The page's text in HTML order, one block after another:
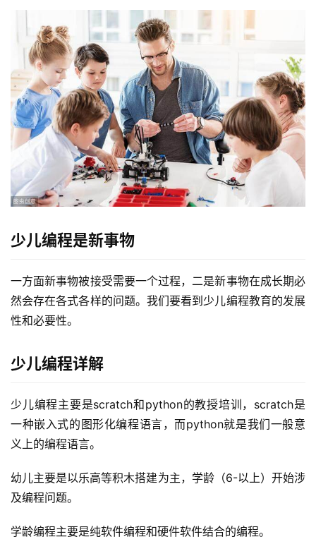
源
问
答
工
具
注册
少儿编程是新事物
一方面新事物被接受需要一个过程，二是新事物在成长期必
然会存在各式各样的问题。我们要看到少儿编程教育的发展
性和必要性。
少儿编程详解
少儿编程主要是scratch和python的教授培训，scratch是
一种嵌入式的图形化编程语言，而python就是我们一般意
义上的编程语言。
幼儿主要是以乐高等积木搭建为主，学龄（6-以上）开始涉
及编程问题。
学龄编程主要是纯软件编程和硬件软件结合的编程。